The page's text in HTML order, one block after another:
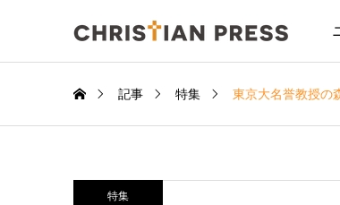
記事 特集 東京大名誉教授の
特集